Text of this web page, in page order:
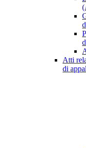
Atti
di